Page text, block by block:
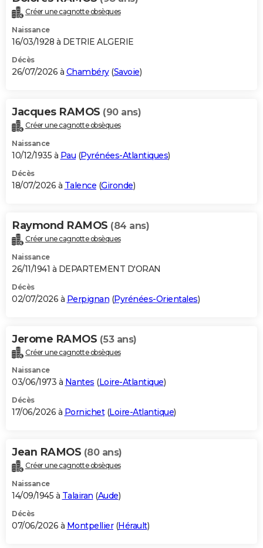
Carte de Noël
Carte Bonne année
Carte Saint-Valentin
Carte Pâques
Carte d'anniversaire
DICTIONNAIRE
Dictionnaire
Biographies
Citations
Expressions
Proverbes
PROGRAMME TV
S'inscrire
Se connecter
Lycées
Collèges
Primaires
Universités
Entreprises
Service militaire
Avis de recherche
AVIS DE DÉCÈS
Bricolage
Lifestyle
Culture
Sport
Auto
Television
Voyage
Cinema
Créer une cagnotte obsèques
Naissance
16/03/1928 à DETRIE ALGERIE
Décès
26/07/2026 à Chambéry(Savoie)
Jacques RAMOS (90 ans)
Créer une cagnotte obsèques
Naissance
10/12/1935 à Pau (Pyrénées-Atlantiques)
Décès
18/07/2026 à Talence (Gironde)
Raymond RAMOS (84 ans)
Créer une cagnotte obsèques
Naissance
26/11/1941 à DEPARTEMENT D'ORAN
Décès
02/07/2026 à Perpignan (Pyrénées-Orientales)
Jerome RAMOS (53 ans)
Créer une cagnotte obsèques
Naissance
03/06/1973 à Nantes (Loire-Atlantique)
Décès
17/06/2026 à Pornichet(Loire-Atlantique)
Jean RAMOS (80 ans)
Créer une cagnotte obsèques
Naissance
14/09/1945 à Talairan (Aude)
Décès
07/06/2026 à Montpellier(Hérault)